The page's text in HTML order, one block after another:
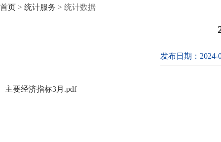
首页 > 统计服务 > 统计数据
发布日期：2024-
主要经济指标3月.pdf